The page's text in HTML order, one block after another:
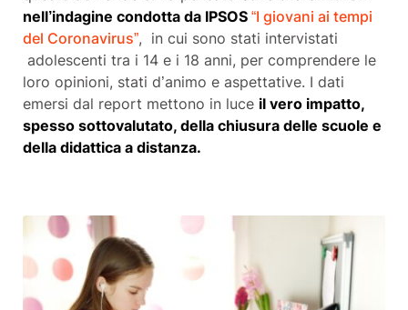
nell’indagine condotta da IPSOS “I giovani ai tempi
del Coronavirus”, in cui sono stati intervistati
adolescenti tra i 14 e i 18 anni, per comprendere le
loro opinioni, stati d’animo e aspettative. I dati
emersi dal report mettono in luce il vero impatto,
spesso sottovalutato, della chiusura delle scuole e
della didattica a distanza.